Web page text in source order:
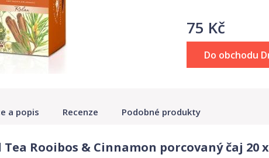
75 Kč
Do obchodu
a popis Recenze Podobné produkty
Rooibos & Cinnamon porcovaný čaj 20 x